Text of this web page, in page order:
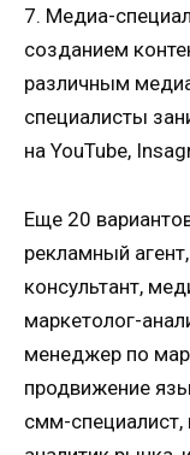
7. Медиа-
созданием
различным
специалисты
на YouTube,
Еще 20
рекламный
консультант,
маркетолог-
менеджер по
продвижение
смм-специалист,